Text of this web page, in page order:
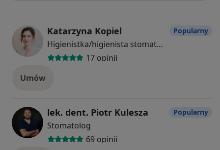
Katarzyna Kopiel
Higienistka/higienista stomatologiczny
17 opinii
Popularny
Umów
lek. dent. Piotr Kulesza
Stomatolog
69 opinii
Popularny